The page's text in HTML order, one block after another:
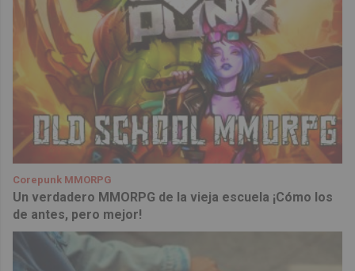
Corepunk MMORPG
Un verdadero MMORPG de la vieja escuela ¡Cómo los
de antes, pero mejor!